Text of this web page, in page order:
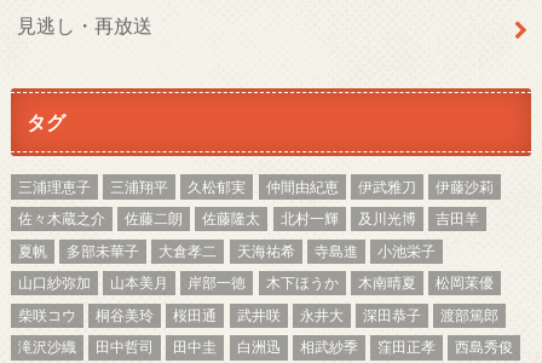
見逃し・再放送
タグ
三浦理恵子 三浦翔平 久松郁実 仲間由紀恵 伊武雅刀
伊藤沙莉
佐々木蔵之介
佐藤二朗 佐藤隆太 北村一輝 及川光博
吉田羊
夏帆
多部未華子 大倉孝二 天海祐希 寺島進
小池栄子
山口紗弥加
山本美月 岸部一徳 木下ほうか 木南晴夏
松岡茉優
柴咲コウ
桐谷美玲 桜田通 武井咲 永井大 深田恭子
渡部篤郎
滝沢沙織
田中哲司 田中圭 白洲迅 相武紗季 窪田正孝 西島秀俊